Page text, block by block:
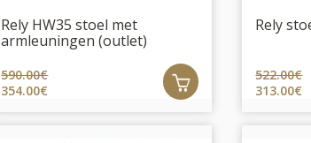
Rely HW35 stoel met
armleuningen (outlet)
590.00€
354.00€
Rely
522.00€
313.00€